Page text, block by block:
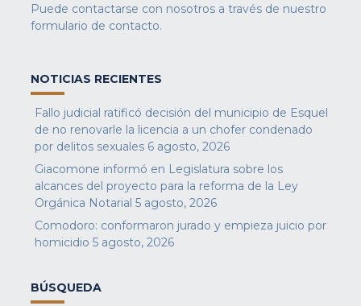
Puede contactarse con nosotros a través de nuestro
formulario de contacto.
NOTICIAS RECIENTES
Fallo judicial ratificó decisión del municipio de Esquel
de no renovarle la licencia a un chofer condenado
por delitos sexuales 6 agosto, 2026
Giacomone informó en Legislatura sobre los
alcances del proyecto para la reforma de la Ley
Orgánica Notarial 5 agosto, 2026
Comodoro: conformaron jurado y empieza juicio por
homicidio 5 agosto, 2026
BÚSQUEDA